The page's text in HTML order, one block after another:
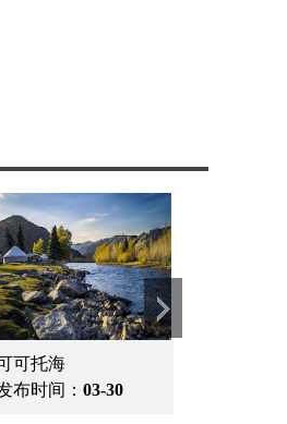
雅鲁藏布大峡谷
发布时间：03-30